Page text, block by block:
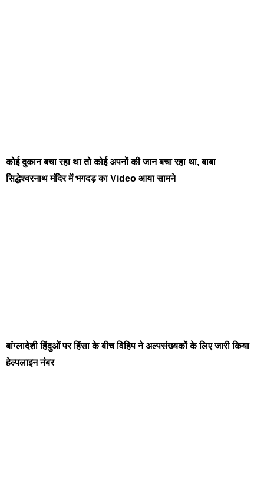
कोई दुकान बचा रहा था तो कोई अपनों की जान बचा रहा था, बाबा
सिद्धेश्वरनाथ मंदिर में भगदड़ का Video आया सामने
बांग्लादेशी हिंदुओं पर हिंसा के बीच विहिप ने अल्पसंख्यकों के लिए जारी किया
हेल्पलाइन नंबर